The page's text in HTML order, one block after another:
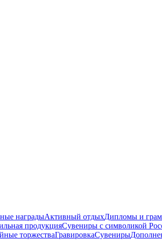
наградыАктивный отдыхДипломы и
продукцияСувениры с символикой
торжестваГравировкаСувениры